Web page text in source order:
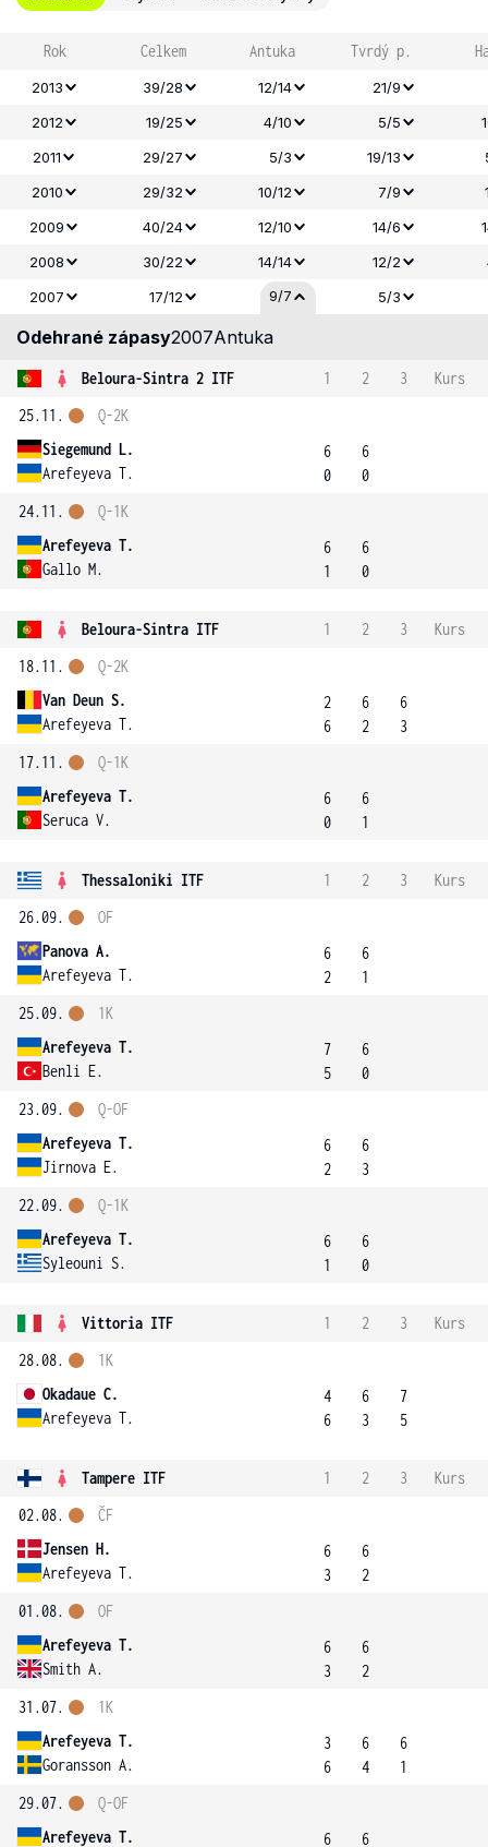
Rok Celkem Antuka Tvrdý p.
2013 39/28 12/14 21/9
2012
19/25 4/10 5/5
2011
29/27 5/3 19/13
2010
29/32 10/12 7/9
2009
40/24 12/10 14/6
2008
30/22 14/14 12/2
2007
17/12 9/7 5/3
Odehrané zápasy2007Antuka
Beloura-Sintra 2 ITF 1 2 3
Kurs
25.11.
Siegemund L.
Arefeyeva T.
Q-2K
6
0
6
0
24.11.
Arefeyeva T.
Gallo M.
Q-1K
6
1
6
0
Beloura-Sintra ITF 1 2 3
Kurs
18.11.
Van Deun S.
Arefeyeva T.
Q-2K
2
6
6
2
6
3
17.11.
Arefeyeva T.
Seruca V.
Q-1K
6
0
6
1
Thessaloniki ITF 1 2 3
Kurs
26.09.
Panova A.
Arefeyeva T.
OF
6
2
6
1
25.09.
Arefeyeva T.
Benli E.
1K
7
5
6
0
23.09.
Arefeyeva T.
Jirnova E.
Q-OF
6
2
6
3
22.09.
Arefeyeva T.
Syleouni S.
Q-1K
6
1
6
0
Vittoria ITF 1 2 3
Kurs
28.08.
Okadaue C.
Arefeyeva T.
1K
4
6
6
3
7
5
Tampere ITF 1 2 3
Kurs
02.08.
Jensen H.
Arefeyeva T.
ČF
6
3
6
2
01.08.
Arefeyeva T.
Smith A.
OF
6
3
6
2
31.07.
Arefeyeva T.
Goransson A.
1K
3
6
6
4
6
1
29.07.
Arefeyeva T.
Q-OF
6
6